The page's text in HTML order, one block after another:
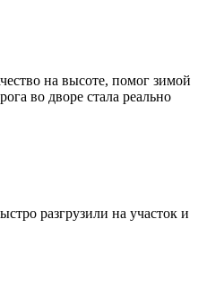
на высоте, помог зимой
во дворе стала реально
разгрузили на участок и